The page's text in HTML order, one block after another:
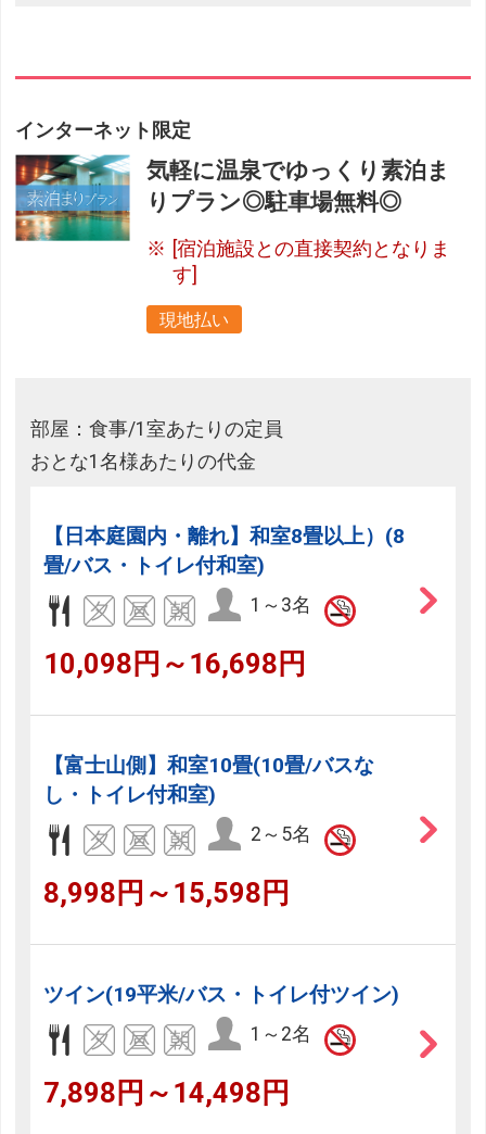
インターネット限定
気軽に温泉でゆっくり素泊ま
りプラン◎駐車場無料◎
[宿泊施設との直接契約となりま
す]
現地払い
部屋：食事/1室あたりの定員
おとな1名様あたりの代金
【日本庭園内・離れ】和室8畳以上）(8
畳/バス・トイレ付和室)
1～3名
10,098円～16,698円
【富士山側】和室10畳(10畳/バスな
し・トイレ付和室)
2～5名
8,998円～15,598円
ツイン(19平米/バス・トイレ付ツイン)
1～2名
7,898円～14,498円